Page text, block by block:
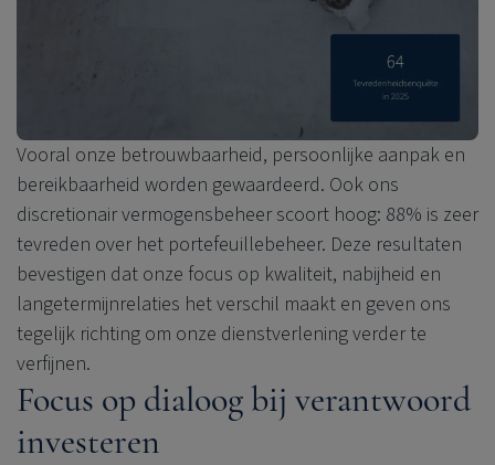
Vooral onze betrouwbaarheid, persoonlijke aanpak en
bereikbaarheid worden gewaardeerd. Ook ons
discretionair vermogensbeheer scoort hoog: 88% is zeer
tevreden over het portefeuillebeheer. Deze resultaten
bevestigen dat onze focus op kwaliteit, nabijheid en
langetermijnrelaties het verschil maakt en geven ons
tegelijk richting om onze dienstverlening verder te
verfijnen.
Focus op dialoog bij verantwoord
investeren